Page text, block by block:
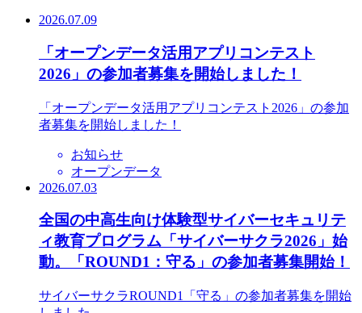
2026.07.09
「オープンデータ活用アプリコンテスト
2026」の参加者募集を開始しました！
「オープンデータ活用アプリコンテスト2026」の参加
者募集を開始しました！
お知らせ
オープンデータ
2026.07.03
全国の中高生向け体験型サイバーセキュリテ
ィ教育プログラム「サイバーサクラ2026」始
動。「ROUND1：守る」の参加者募集開始！
サイバーサクラROUND1「守る」の参加者募集を開始